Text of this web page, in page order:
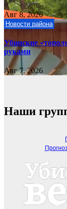
Авг 8, 2026
Новости района
Убинские
руками
Авг 7, 2026
Наши